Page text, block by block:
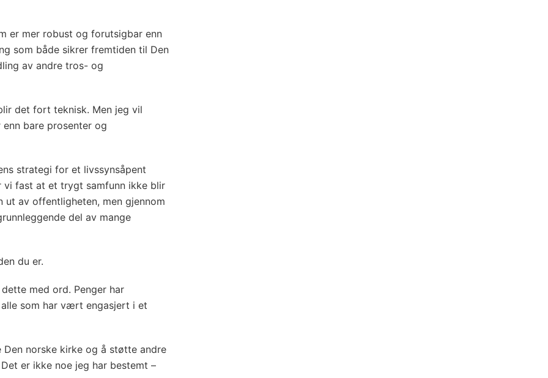
er mer robust og forutsigbar enn
som både sikrer fremtiden til Den
av andre tros- og
det fort teknisk. Men jeg vil
bare prosenter og
strategi for et livssynsåpent
vi fast at et trygt samfunn ikke blir
av offentligheten, men gjennom
del av mange
du er.
med ord. Penger har
som har vært engasjert i et
norske kirke og å støtte andre
er ikke noe jeg har bestemt –